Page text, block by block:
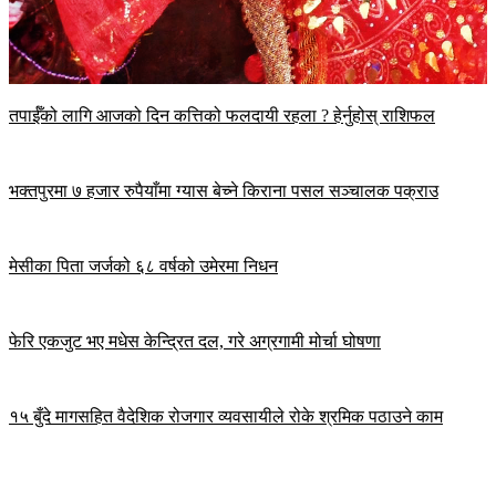
तपाईँको लागि आजको दिन कत्तिको फलदायी रहला ? हेर्नुहोस् राशिफल
भक्तपुरमा ७ हजार रुपैयाँमा ग्यास बेच्ने किराना पसल सञ्चालक पक्राउ
मेसीका पिता जर्जको ६८ वर्षको उमेरमा निधन
फेरि एकजुट भए मधेस केन्द्रित दल, गरे अग्रगामी मोर्चा घोषणा
१५ बुँदे मागसहित वैदेशिक रोजगार व्यवसायीले रोके श्रमिक पठाउने काम